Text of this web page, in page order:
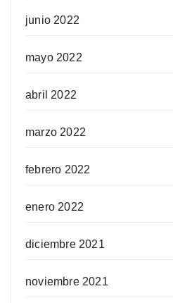
junio 2022
mayo 2022
abril 2022
marzo 2022
febrero 2022
enero 2022
diciembre 2021
noviembre 2021